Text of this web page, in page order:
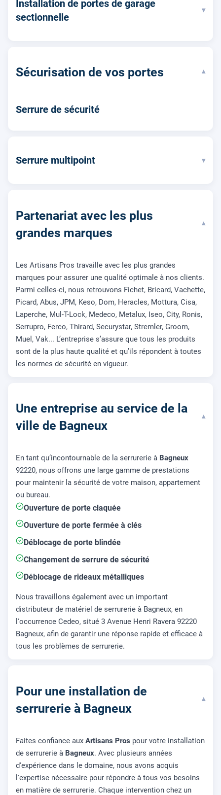
Installation de portes de garage
sectionnelle
▾
Sécurisation de vos portes ▾
Serrure de sécurité
Serrure multipoint ▾
Partenariat avec les plus
grandes marques
▾
Les Artisans Pros travaille avec les plus grandes
marques pour assurer une qualité optimale à nos clients.
Parmi celles-ci, nous retrouvons Fichet, Bricard, Vachette,
Picard, Abus, JPM, Keso, Dom, Heracles, Mottura, Cisa,
Laperche, Mul-T-Lock, Medeco, Metalux, Iseo, City, Ronis,
Serrupro, Ferco, Thirard, Securystar, Stremler, Groom,
Muel, Vak... L’entreprise s’assure que tous les produits
sont de la plus haute qualité et qu’ils répondent à toutes
les normes de sécurité en vigueur.
Une entreprise au service de la
ville de Bagneux
▾
En tant qu’incontournable de la serrurerie à Bagneux
92220, nous offrons une large gamme de prestations
pour maintenir la sécurité de votre maison, appartement
ou bureau.
Ouverture de porte claquée
Ouverture de porte fermée à clés
Déblocage de porte blindée
Changement de serrure de sécurité
Déblocage de rideaux métalliques
Nous travaillons également avec un important
distributeur de matériel de serrurerie à Bagneux, en
l'occurrence Cedeo, situé 3 Avenue Henri Ravera 92220
Bagneux, afin de garantir une réponse rapide et efficace à
tous les problèmes de serrurerie.
Pour une installation de
serrurerie à Bagneux
▾
Faites confiance aux Artisans Pros pour votre installation
de serrurerie à Bagneux. Avec plusieurs années
d'expérience dans le domaine, nous avons acquis
l'expertise nécessaire pour répondre à tous vos besoins
en matière de serrurerie. Chaque intervention chez un